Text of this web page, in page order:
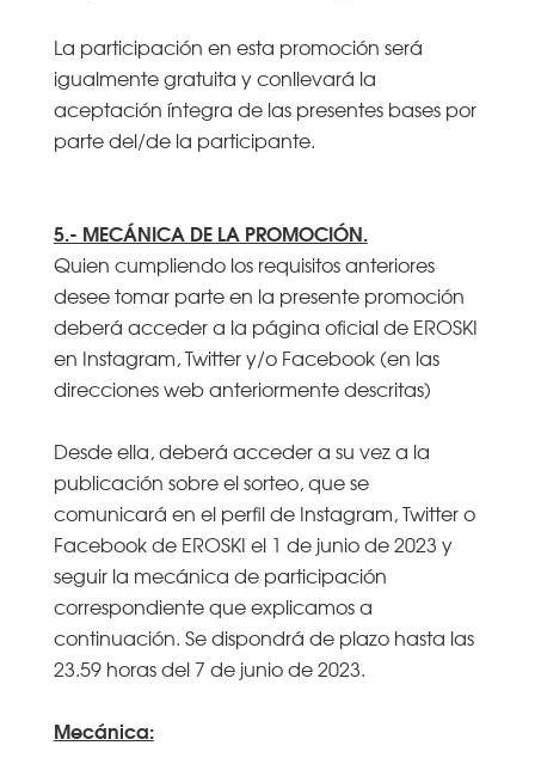
La participación en esta promoción será
igualmente gratuita y conllevará la
aceptación íntegra de las presentes bases por
parte del/de la participante.
5.- MECÁNICA DE LA PROMOCIÓN.
Quien cumpliendo los requisitos anteriores
desee tomar parte en la presente promoción
deberá acceder a la página oficial de EROSKI
en Instagram, Twitter y/o Facebook (en las
direcciones web anteriormente descritas)
Desde ella, deberá acceder a su vez a la
publicación sobre el sorteo, que se
comunicará en el perfil de Instagram, Twitter o
Facebook de EROSKI el 1 de junio de 2023 y
seguir la mecánica de participación
correspondiente que explicamos a
continuación. Se dispondrá de plazo hasta las
23.59 horas del 7 de junio de 2023.
Mecánica: